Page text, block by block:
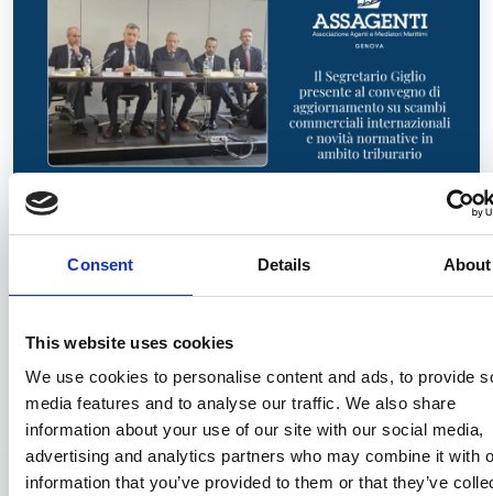
Consent Details About
This website uses cookies
We use cookies to personalise content and ads, to provide
media features and to analyse our traffic. We also share
information about your use of our site with our social media,
advertising and analytics partners who may combine it with
information that you’ve provided to them or that they’ve
convegno su scambi commerciali
internazionali e aggiornamenti
21/04/2026